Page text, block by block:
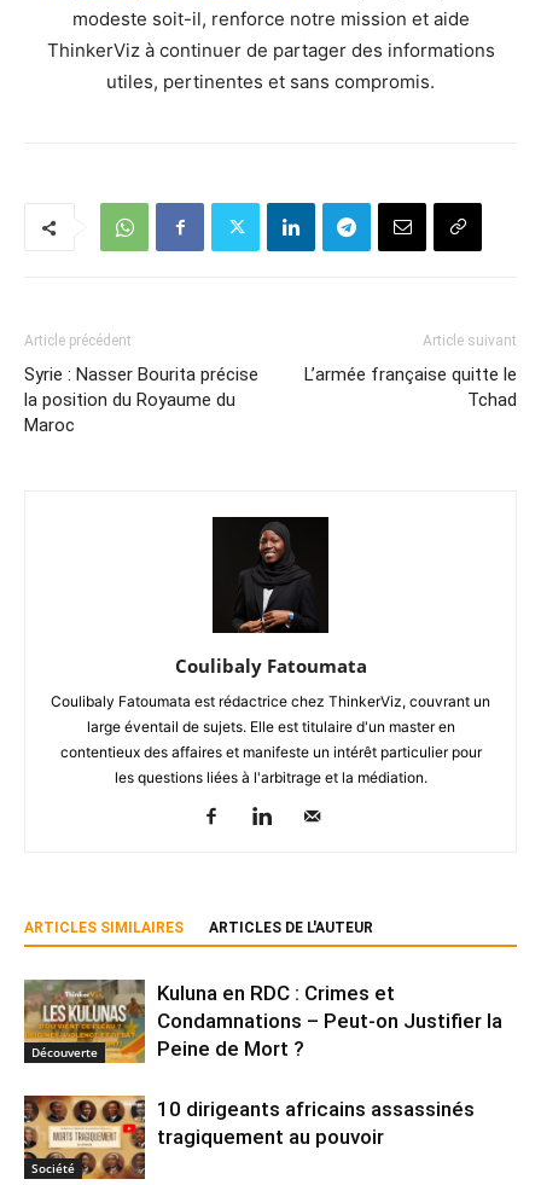
modeste soit-il, renforce notre mission et aide
ThinkerViz à continuer de partager des informations
utiles, pertinentes et sans compromis.
Article précédent
Syrie : Nasser Bourita précise
la position du Royaume du
Maroc
Article suivant
L’armée française quitte le
Tchad
Coulibaly Fatoumata
Coulibaly Fatoumata est rédactrice chez ThinkerViz, couvrant un
large éventail de sujets. Elle est titulaire d'un master en
contentieux des affaires et manifeste un intérêt particulier pour
les questions liées à l'arbitrage et la médiation.
ARTICLES SIMILAIRES ARTICLES DE L'AUTEUR
Découverte
Kuluna en RDC : Crimes et
Condamnations – Peut-on Justifier la
Peine de Mort ?
Société
10 dirigeants africains assassinés
tragiquement au pouvoir